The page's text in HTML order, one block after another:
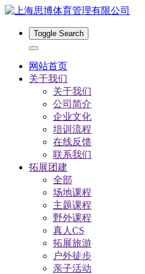
Toggle Search
网站首页
关于我们
关于我们
公司简介
企业文化
培训流程
在线反馈
联系我们
拓展团建
全部
场地课程
主题课程
野外课程
真人CS
拓展旅游
户外徒步
亲子活动